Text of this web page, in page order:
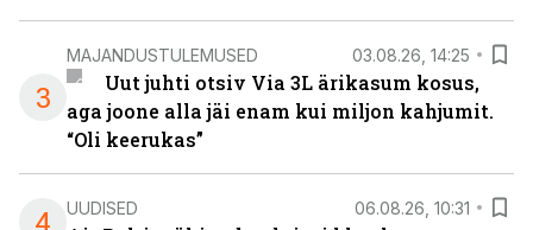
3
MAJANDUSTULEMUSED 03.08.26, 14:25
Uut juhti otsiv Via 3L ärikasum kosus,
aga joone alla jäi enam kui miljon kahjumit.
“Oli keerukas”
4 UUDISED 06.08.26, 10:31